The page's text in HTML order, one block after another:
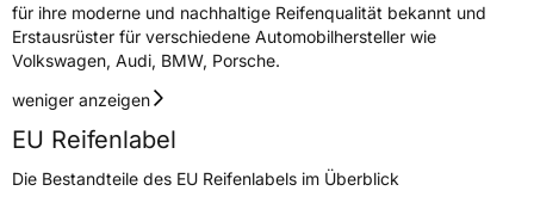
für ihre moderne und nachhaltige Reifenqualität bekannt und
Erstausrüster für verschiedene Automobilhersteller wie
Volkswagen, Audi, BMW, Porsche.
weniger anzeigen
EU Reifenlabel
Die Bestandteile des EU Reifenlabels im Überblick